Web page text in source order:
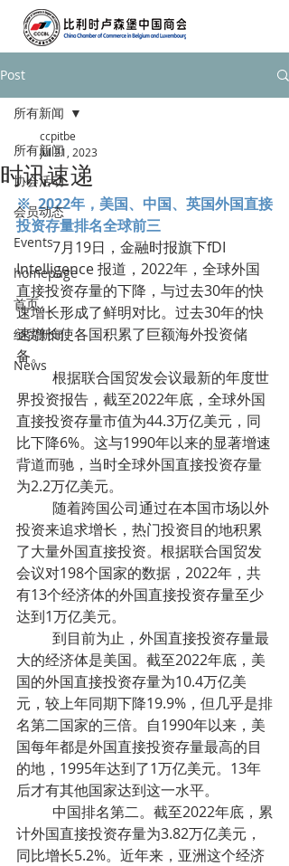
Post
所有新闻
协会活动
会员动态
Events
homepage
首页
经贸新闻
News
所有新闻
时讯速递
ccpitbe
Jul 21, 2023
※  2022年，美国、中国、英国外国直接
投资存量排名全球前三
	7月19日，金融时报旗下fDI
Intelligence 报道，2022年，全球外国
直接投资存量的下降，与过去30年的快
速增长形成了鲜明对比。过去30年的快
速增长使各国积累了巨额海外投资储
备。
界投资报告，截至2022年底，全球外国
直接投资存量市值为44.3万亿美元，同
比下降6%。这与1990年以来的显著增速
背道而驰，当时全球外国直接投资存量
为2.2万亿美元。
投资来追求增长，热门投资目的地积累
了大量外国直接投资。根据联合国贸发
会议对198个国家的数据，2022年，共
有13个经济体的外国直接投资存量至少
达到1万亿美元。
大的经济体是美国。截至2022年底，美
国的外国直接投资存量为10.4万亿美
元，较上年同期下降19.9%，但几乎是排
名第二国家的三倍。自1990年以来，美
国每年都是外国直接投资存量最高的目
的地，1995年达到了1万亿美元。13年
后才有其他国家达到这一水平。
计外国直接投资存量为3.82万亿美元，
同比增长5.2%。近年来，亚洲这个经济